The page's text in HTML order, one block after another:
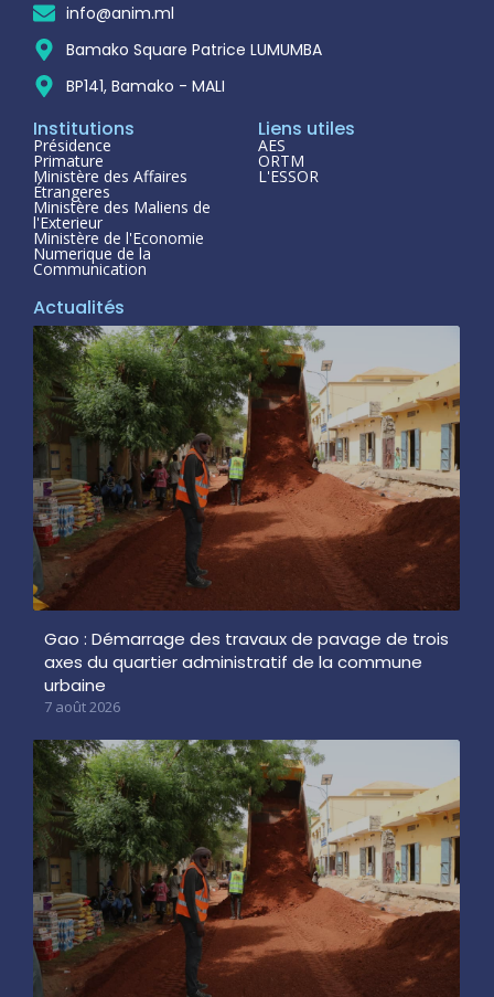
info@anim.ml
Bamako Square Patrice LUMUMBA
BP141, Bamako - MALI
Institutions
Présidence
Primature
Ministère des Affaires
Étrangeres
Ministère des Maliens de
l'Exterieur
Ministère de l'Economie
Numerique de la
Communication
Liens utiles
AES
ORTM
L'ESSOR
Actualités
Gao : Démarrage des travaux de pavage de trois
axes du quartier administratif de la commune
urbaine
7 août 2026